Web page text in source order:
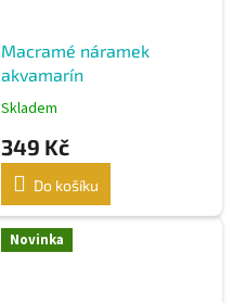
Macramé náramek
akvamarín
Skladem
349 Kč
Do košíku
Novinka